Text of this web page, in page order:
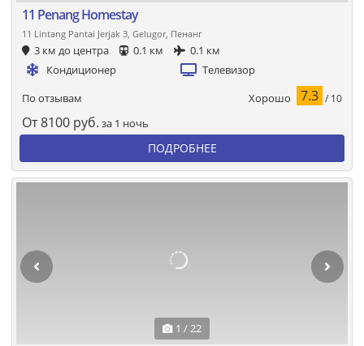
11 Penang Homestay
11 Lintang Pantai Jerjak 3, Gelugor, Пенанг
3 км до центра 0.1 км
0.1 км
Кондиционер
Телевизор
По отзывам Хорошо 7.3 / 10
От8100 руб. за 1 ночь
ПОДРОБНЕЕ
1 / 22